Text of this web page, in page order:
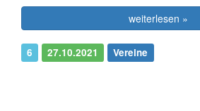
weiterlesen »
6 27.10.2021 Vereine